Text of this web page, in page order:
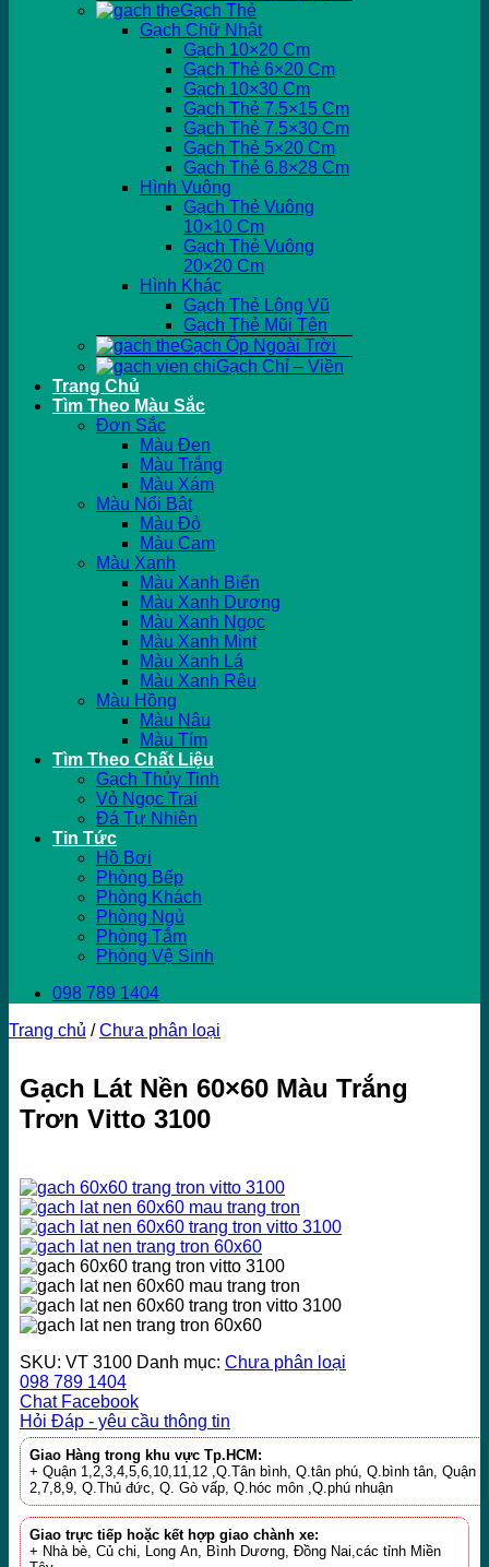
Gạch Thẻ
Gạch Chữ Nhật
Gạch 10×20 Cm
Gạch Thẻ 6×20 Cm
Gạch 10×30 Cm
Gạch Thẻ 7.5×15 Cm
Gạch Thẻ 7.5×30 Cm
Gạch Thẻ 5×20 Cm
Gạch Thẻ 6.8×28 Cm
Hình Vuông
Gạch Thẻ Vuông
10×10 Cm
Gạch Thẻ Vuông
20×20 Cm
Hình Khác
Gạch Thẻ Lông Vũ
Gạch Thẻ Mũi Tên
Gạch Ốp Ngoài Trời
Gạch Chỉ – Viền
Trang Chủ
Tìm Theo Màu Sắc
Đơn Sắc
Màu Đen
Màu Trắng
Màu Xám
Màu Nổi Bật
Màu Đỏ
Màu Cam
Màu Xanh
Màu Xanh Biển
Màu Xanh Dương
Màu Xanh Ngọc
Màu Xanh Mint
Màu Xanh Lá
Màu Xanh Rêu
Màu Hồng
Màu Nâu
Màu Tím
Tìm Theo Chất Liệu
Gạch Thủy Tinh
Vỏ Ngọc Trai
Đá Tự Nhiên
Tin Tức
Hồ Bơi
Phòng Bếp
Phòng Khách
Phòng Ngủ
Phòng Tắm
Phòng Vệ Sinh
098 789 1404
Trang chủ / Chưa phân loại
Gạch Lát Nền 60×60 Màu Trắng
Trơn Vitto 3100
SKU: VT 3100 Danh mục: Chưa phân loại
098 789 1404
Chat Facebook
Hỏi Đáp - yêu cầu thông tin
Giao Hàng trong khu vực Tp.HCM:
+ Quận 1,2,3,4,5,6,10,11,12 ,Q.Tân bình, Q.tân phú, Q.bình tân, Quận
2,7,8,9, Q.Thủ đức, Q. Gò vấp, Q.hóc môn ,Q.phú nhuận
Giao trực tiếp hoặc kết hợp giao chành xe:
+ Nhà bè, Củ chi, Long An, Bình Dương, Đồng Nai,các tỉnh Miền